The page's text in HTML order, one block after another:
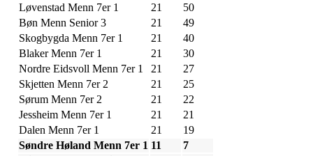
Løvenstad Menn 7er 1
21
50
Bøn Menn Senior 3
21
49
Skogbygda Menn 7er 1
21
40
Blaker Menn 7er 1
21
30
Nordre Eidsvoll Menn 7er 1
21
27
Skjetten Menn 7er 2
21
25
Sørum Menn 7er 2
21
22
Jessheim Menn 7er 1
21
21
Dalen Menn 7er 1
21
19
Søndre Høland Menn 7er 1 11
7